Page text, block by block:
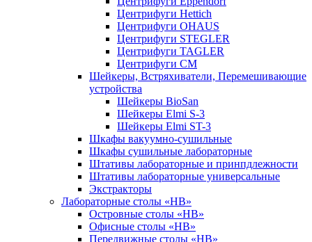
Центрифуги Hettich
Центрифуги OHAUS
Центрифуги STEGLER
Центрифуги TAGLER
Центрифуги СМ
Шейкеры, Встряхиватели, Перемешивающие
устройства
Шейкеры BioSan
Шейкеры Elmi S-3
Шейкеры Elmi ST-3
Шкафы вакуумно-сушильные
Шкафы сушильные лабораторные
Штативы лабораторные и принпдлежности
Штативы лабораторные универсальные
Экстракторы
Лабораторные столы «НВ»
Островные столы «НВ»
Офисные столы «НВ»
Передвижные столы «НВ»